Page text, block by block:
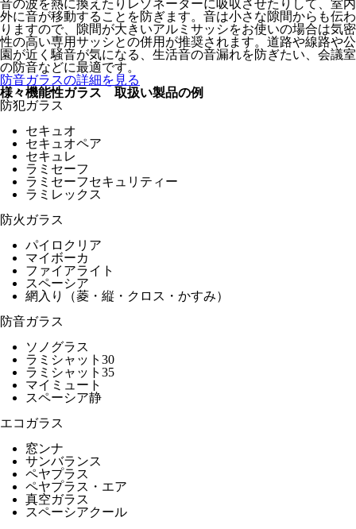
音の波を熱に換えたりレゾネーターに吸収させたりして、室内
外に音が移動することを防ぎます。音は小さな隙間からも伝わ
りますので、隙間が大きいアルミサッシをお使いの場合は気密
性の高い専用サッシとの併用が推奨されます。道路や線路や公
園が近く騒音が気になる、生活音の音漏れを防ぎたい、会議室
の防音などに最適です。
防音ガラスの詳細を見る
様々機能性ガラス 取扱い製品の例
防犯ガラス
セキュオ
セキュオペア
セキュレ
ラミセーフ
ラミセーフセキュリティー
ラミレックス
防火ガラス
パイロクリア
マイボーカ
ファイアライト
スペーシア
網入り（菱・縦・クロス・かすみ）
防音ガラス
ソノグラス
ラミシャット30
ラミシャット35
マイミュート
スペーシア静
エコガラス
窓ンナ
サンバランス
ペヤプラス
ペヤプラス・エア
真空ガラス
スペーシアクール